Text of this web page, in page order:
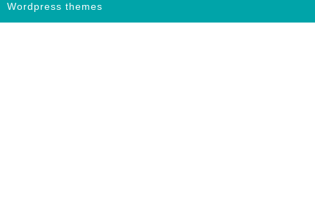
Wordpress themes